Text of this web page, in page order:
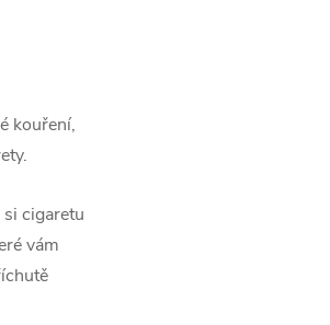
kouření,
cigaretu
vám